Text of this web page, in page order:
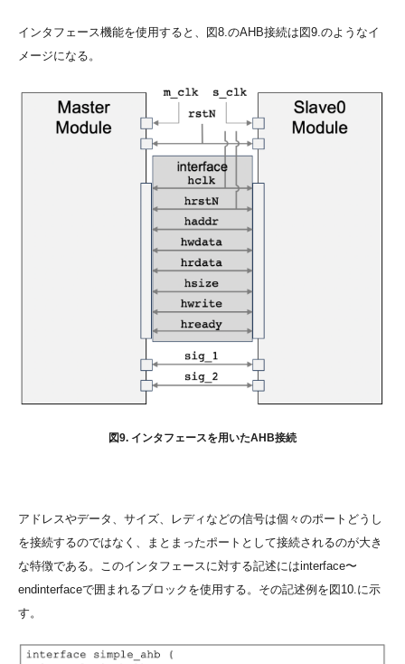
インタフェース機能を使用すると、図8.のAHB接続は図9.のようなイ
メージになる。
図9. インタフェースを用いたAHB接続
アドレスやデータ、サイズ、レディなどの信号は個々のポートどうし
を接続するのではなく、まとまったポートとして接続されるのが大き
な特徴である。このインタフェースに対する記述にはinterface〜
endinterfaceで囲まれるブロックを使用する。その記述例を図10.に示
す。